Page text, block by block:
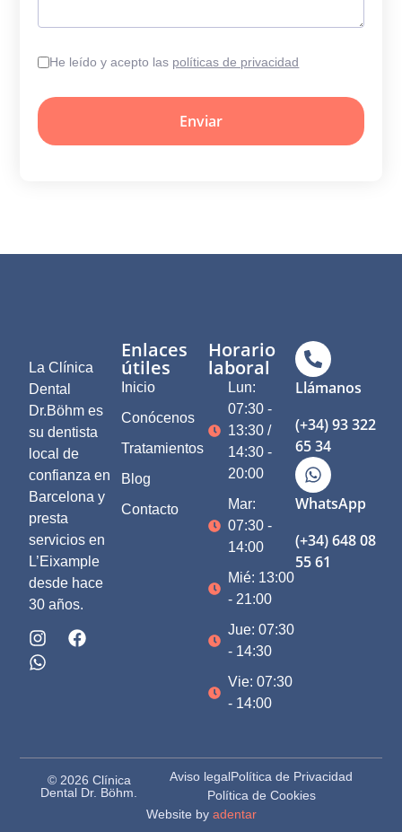
He leído y acepto las políticas de privacidad
Enviar
La Clínica
Dental
Dr.Böhm es
su dentista
local de
confianza en
Barcelona y
presta
servicios en
L’Eixample
desde hace
30 años.
Enlaces
útiles
Inicio
Conócenos
Tratamientos
Blog
Contacto
Horario
laboral
Lun:
07:30 -
13:30 /
14:30 -
20:00
Mar:
07:30 -
14:00
Mié: 13:00
- 21:00
Jue: 07:30
- 14:30
Vie: 07:30
- 14:00
Llámanos
(+34) 93 322
65 34
WhatsApp
(+34) 648 08
55 61
© 2026 Clínica
Dental Dr. Böhm.
Aviso legalPolítica de Privacidad
Política de Cookies
Website by adentar